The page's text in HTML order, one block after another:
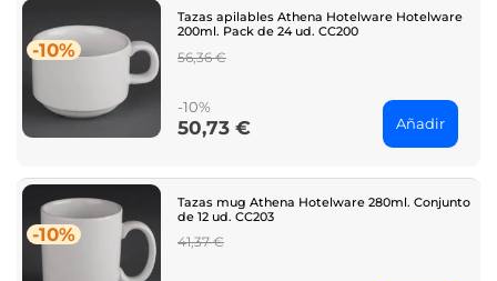
-10%
Tazas apilables Athena Hotelware Hotelware
200ml. Pack de 24 ud. CC200
Regular
56,36 €
-10%
Price
50,73 € Añadir
-10%
Tazas mug Athena Hotelware 280ml. Conjunto
de 12 ud. CC203
Regular
41,37 €